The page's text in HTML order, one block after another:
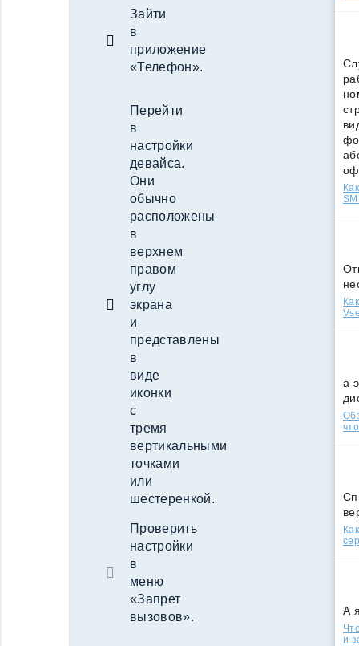
Зайти
в
приложение
«Телефон».
Перейти
в
настройки
девайса.
Они
обычно
расположены
в
верхнем
правом
углу
экрана
и
представлены
в
виде
иконки
с
тремя
вертикальными
точками
или
шестеренкой.
Проверить
настройки
в
меню
«Запрет
вызовов».
а
А
и